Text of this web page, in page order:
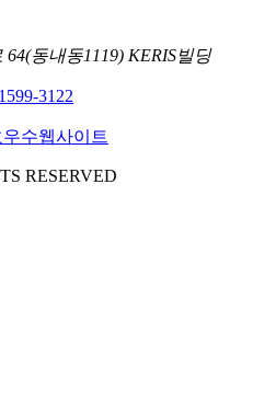
동내동1119) KERIS빌딩
1599-3122
RESERVED